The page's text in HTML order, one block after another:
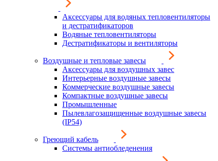
Аксессуары для водяных тепловентиляторы
и дестратификаторов
Водяные тепловентиляторы
Дестратификаторы и вентиляторы
Воздушные и тепловые завесы
Аксессуары для воздушных завес
Интерьерные воздушные завесы
Коммерческие воздушные завесы
Компактные воздушные завесы
Промышленные
Пылевлагозащищенные воздушные завесы
(IP54)
Греющий кабель
Системы антиобледенения